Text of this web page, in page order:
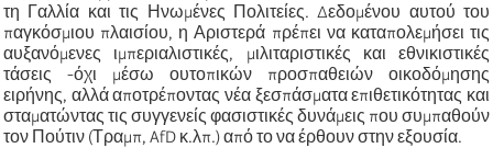
τη Γαλλία και τις Ηνωμένες Πολιτείες. Δεδομένου αυτού του
παγκόσμιου πλαισίου, η Αριστερά πρέπει να καταπολεμήσει τις
αυξανόμενες ιμπεριαλιστικές, μιλιταριστικές και εθνικιστικές
τάσεις -όχι μέσω ουτοπικών προσπαθειών οικοδόμησης
ειρήνης, αλλά αποτρέποντας νέα ξεσπάσματα επιθετικότητας και
σταματώντας τις συγγενείς φασιστικές δυνάμεις που συμπαθούν
τον Πούτιν (Τραμπ, AfD κ.λπ.) από το να έρθουν στην εξουσία.